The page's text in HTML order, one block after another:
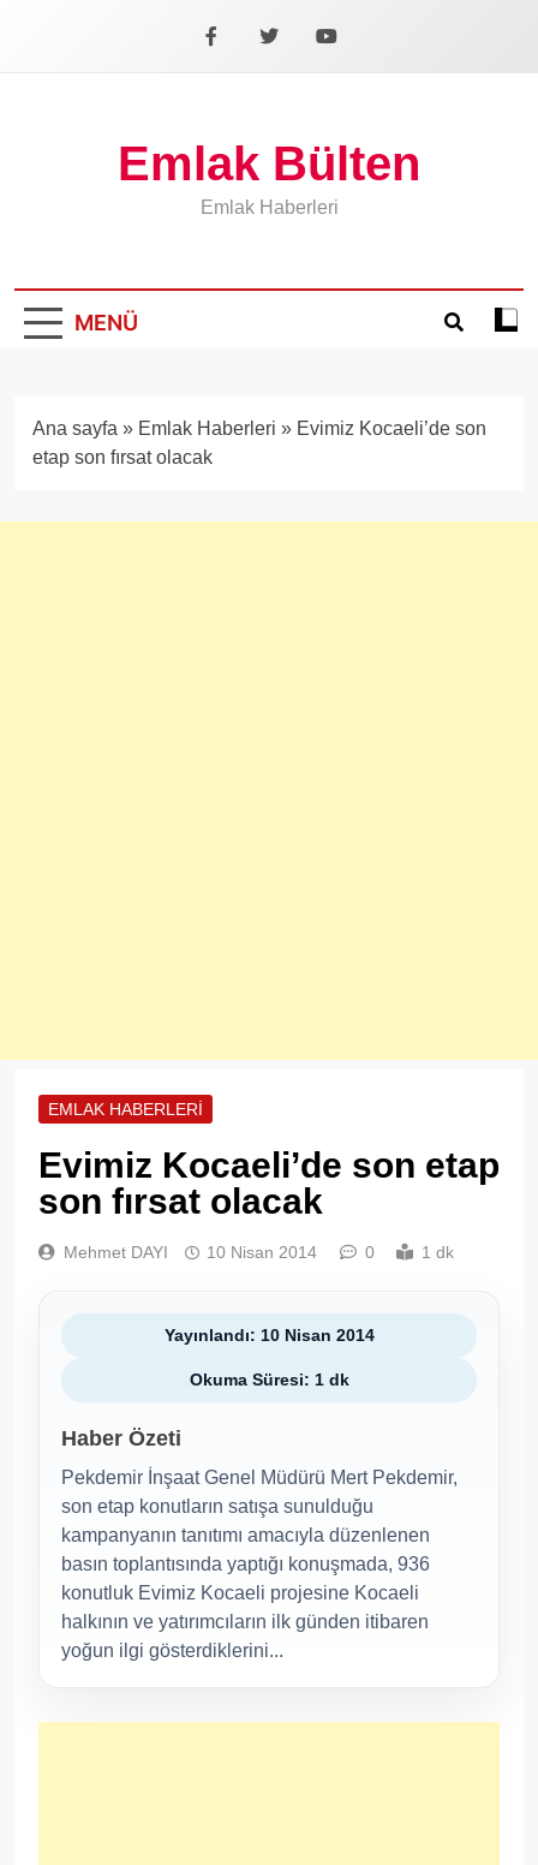
Facebook
X YouTube
Emlak Bülten
Emlak Haberleri
MENÜ
Koyu
Ana sayfa » Emlak Haberleri » Evimiz Kocaeli’de son
etap son fırsat olacak
EMLAK HABERLERI
Evimiz Kocaeli’de son etap
son fırsat olacak
Mehmet DAYI 10 Nisan 2014 0 1 dk
Yayınlandı: 10 Nisan 2014
Okuma Süresi: 1 dk
Haber Özeti
Pekdemir İnşaat Genel Müdürü Mert Pekdemir,
son etap konutların satışa sunulduğu
kampanyanın tanıtımı amacıyla düzenlenen
basın toplantısında yaptığı konuşmada, 936
konutluk Evimiz Kocaeli projesine Kocaeli
halkının ve yatırımcıların ilk günden itibaren
yoğun ilgi gösterdiklerini...